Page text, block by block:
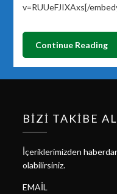
v=RUUeFJIXAxs[/
Continue Reading
BIZI TAKIBE
İçeriklerimizden
olabilirsiniz.
EMAIL